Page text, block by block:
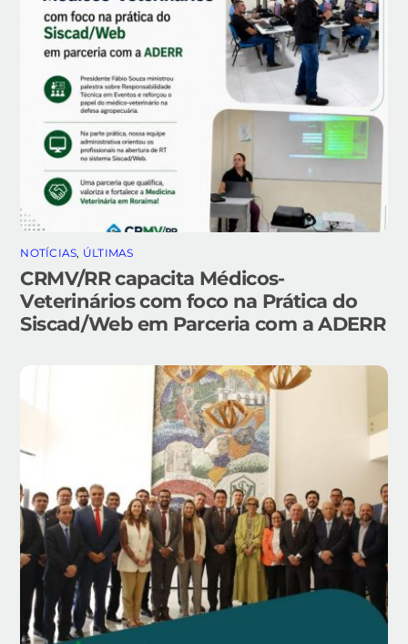
NOTÍCIAS, ÚLTIMAS
CRMV/RR capacita Médicos-
Veterinários com foco na Prática do
Siscad/Web em Parceria com a ADERR